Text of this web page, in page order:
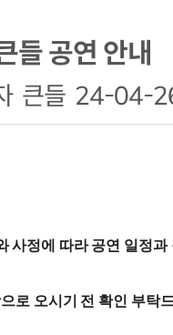
들 공연 안내
큰들 24-04-
사정에 따라 공연 일정
로 오시기 전 확인 부탁